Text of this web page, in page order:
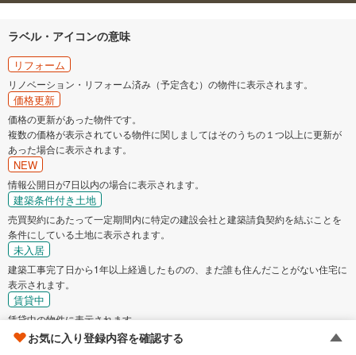
ラベル・アイコンの意味
リフォーム
リノベーション・リフォーム済み（予定含む）の物件に表示されます。
価格更新
価格の更新があった物件です。
複数の価格が表示されている物件に関しましてはそのうちの１つ以上に更新が
あった場合に表示されます。
NEW
情報公開日が7日以内の場合に表示されます。
建築条件付き土地
売買契約にあたって一定期間内に特定の建設会社と建築請負契約を結ぶことを
条件にしている土地に表示されます。
未入居
建築工事完了日から1年以上経過したものの、まだ誰も住んだことがない住宅に
表示されます。
賃貸中
賃貸中の物件に表示されます。
賃貸中の物件は、原則ご自身でお住まいいただくことができません。
お気に入り登録内容を確認する